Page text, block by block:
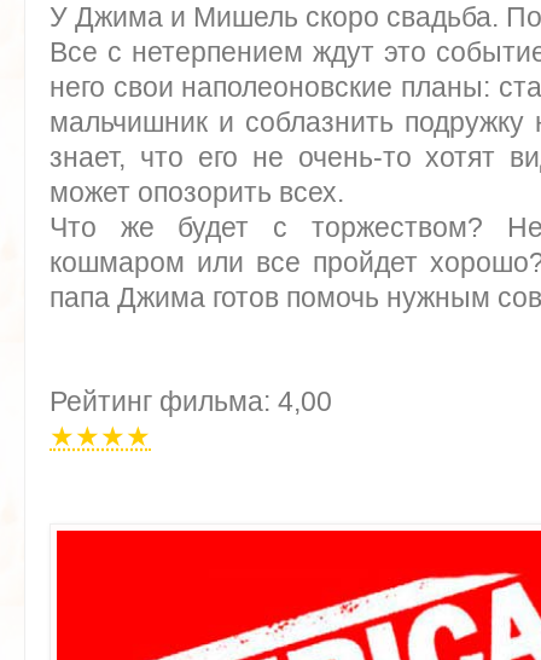
У Джима и Мишель скоро свадьба.
Все с нетерпением ждут это
него свои наполеоновские планы:
мальчишник и соблазнить
знает, что его не очень-то хотят
может опозорить всех.
Что же будет с торжеством?
кошмаром или все пройдет
папа Джима готов помочь нужным
Рейтинг фильма: 4,00
★★★★